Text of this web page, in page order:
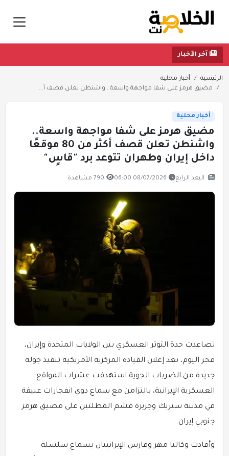
آخر الأخبار
الرئيسية
أخبار محلية
مضيق هرمز على شفا مواجهة واسعة.. واشنطن تعلن قصف أ...
أخبار محلية
مضيق هرمز على شفا مواجهة واسعة..
واشنطن تعلن قصف أكثر من 80 موقعًا
داخل إيران وطهران تتوعد برد "قاسٍ"
البعد الرابع 08/07/2026 06:00 790 مشاهدة
تصاعدت حدة التوتر العسكري بين الولايات المتحدة وإيران،
فجر اليوم، بعد إعلان القيادة المركزية الأمريكية تنفيذ جولة
جديدة من الضربات الجوية استهدفت عشرات المواقع
العسكرية الإيرانية، بالتزامن مع سماع دوي انفجارات عنيفة
في مدينة سيريك وجزيرة قشم المطلتين على مضيق هرمز
جنوبي إيران.
وأفادت وكالتا مهر وفارس الإيرانيتان بسماع سلسلة